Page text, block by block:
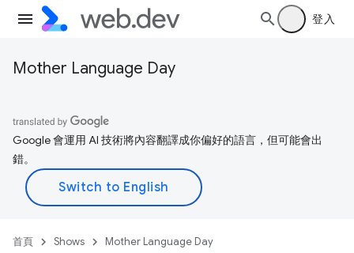
登入
Mother Language Day
Google 會運用 AI 技術將內容翻譯成你偏好的語言，但可能會出
錯。
首頁 Shows Mother Language Day